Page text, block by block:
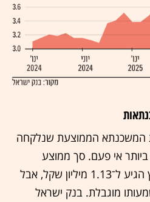
המשכנתא הממוצעת שנלקחה
אי פעם. סך ממוצע
המשכנתאות שנלקחו במרץ הגיע ל־1.13 מיליון שקל, אבל
מוגבלת. בנק ישראל